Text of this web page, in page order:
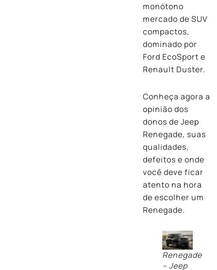
monótono
mercado de SUV
compactos,
dominado por
Ford EcoSport e
Renault Duster.
Conheça agora a
opinião dos
donos de Jeep
Renegade, suas
qualidades,
defeitos e onde
você deve ficar
atento na hora
de escolher um
Renegade.
Renegade
– Jeep